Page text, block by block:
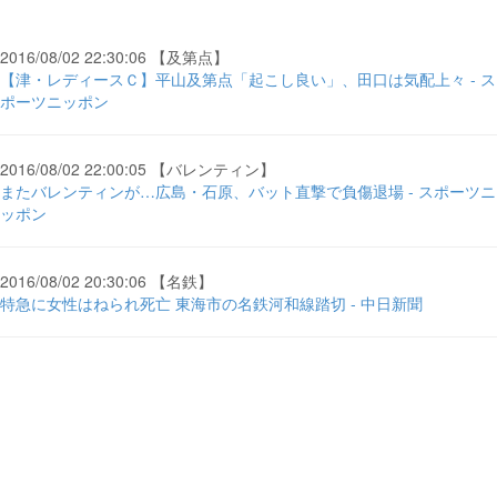
2016/08/02 22:30:06 【及第点】
【津・レディースＣ】平山及第点「起こし良い」、田口は気配上々 - ス
ポーツニッポン
2016/08/02 22:00:05 【バレンティン】
またバレンティンが…広島・石原、バット直撃で負傷退場 - スポーツニ
ッポン
2016/08/02 20:30:06 【名鉄】
特急に女性はねられ死亡 東海市の名鉄河和線踏切 - 中日新聞